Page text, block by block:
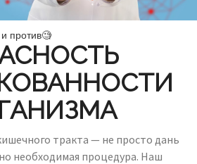
против🧐
тракта — не просто дань
необходимая процедура. Наш